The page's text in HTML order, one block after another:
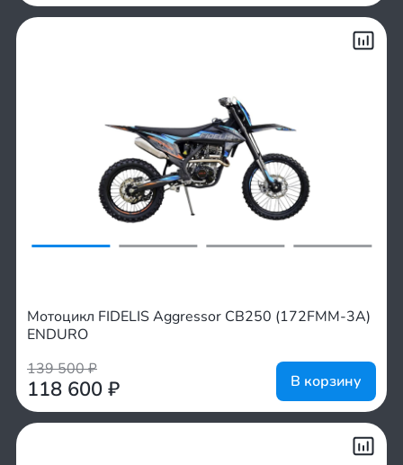
Мотоцикл FIDELIS Aggressor CB250 (172FMM-3A)
ENDURO
139 500₽
118 600 ₽ В корзину